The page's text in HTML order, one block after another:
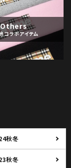
Others
コラボアイテム
秋冬
秋冬